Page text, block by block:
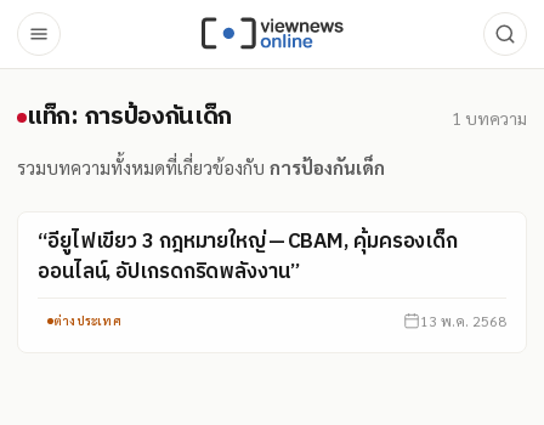
แท็ก: การป้องกันเด็ก
แท็ก: การป้องกันเด็ก 1 บทความ
รวมบทความทั้งหมดที่เกี่ยวข้องกับ การป้องกันเด็ก
“อียูไฟเขียว 3 กฎหมายใหญ่ — CBAM, คุ้มครองเด็ก
ออนไลน์, อัปเกรดกริดพลังงาน”
ต่างประเทศ 13 พ.ค. 2568